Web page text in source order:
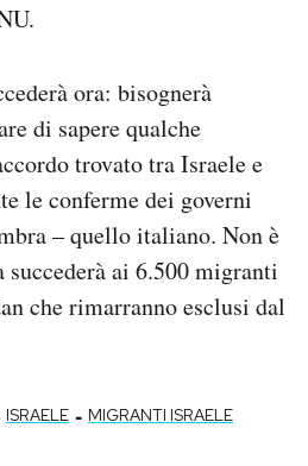
ora: bisognerà
di sapere qualche
trovato tra Israele e
le conferme dei governi
– quello italiano. Non è
succederà ai 6.500 migranti
che rimarranno esclusi dal
ISRAELE - MIGRANTI ISRAELE